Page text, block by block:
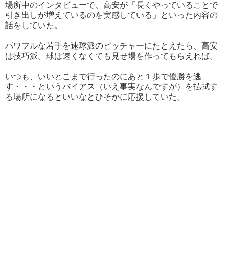
場所中のインタビューで、高安が「長くやっていることで
引き出しが増えているのを実感している」といった内容の
話をしていた。
パワフルな若手を速球派のピッチャーにたとえたら、高安
は技巧派。球は速くなくても見せ場を作ってもらえれば。
いつも、いいとこまで行ったのにあと１歩で優勝を逃
す・・・というバイアス（いえ事実なんですが）を払拭す
る場所になるといいなとひそかに応援していた。